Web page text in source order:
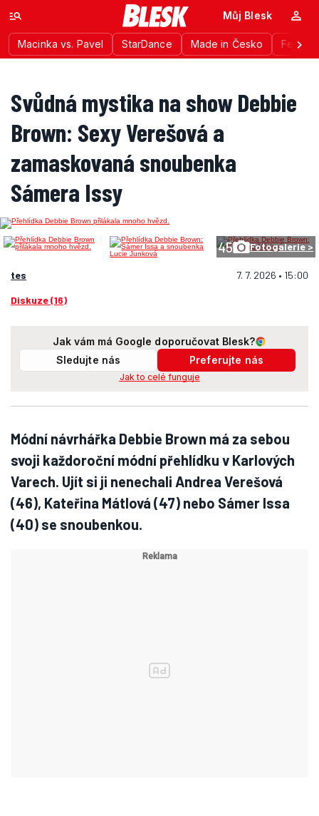
Macinka vs. Pavel StarDance Made in Česko
Můj Blesk
Svůdná mystika na show Debbie
Brown: Sexy Verešová a
zamaskovaná snoubenka
Sámera Issy
45 Fotogalerie >
tes 7. 7. 2026 • 15:00
Diskuze (16)
Jak vám má Google doporučovat Blesk?
Sledujte nás
Preferujte nás
Jak to celé funguje
Módní návrhářka Debbie Brown má za sebou
svoji každoroční módní přehlídku v Karlových
Varech. Ujít si ji nenechali Andrea Verešová
(46), Kateřina Mátlová (47) nebo Sámer Issa
(40) se snoubenkou.